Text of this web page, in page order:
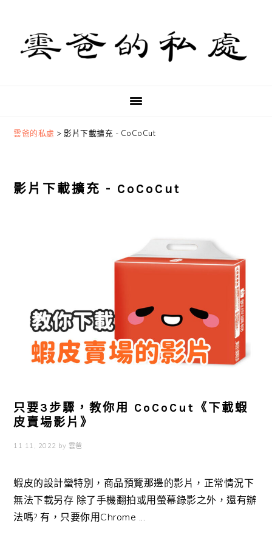
primary
navigation
content
primary
sidebar
雲爸的私處 >影片下載擴充 - CoCoCut
影片下載擴充 - CoCoCut
只要3步驟，教你用 CoCoCut《下載蝦
皮賣場影片》
11 11, 2022 by 雲爸
蝦皮的設計蠻特別，商品預覽那邊的影片，正常情況下
無法下載另存 除了手機翻拍或用螢幕錄影之外，還有辦
法嗎? 有，只要你用Chrome ...